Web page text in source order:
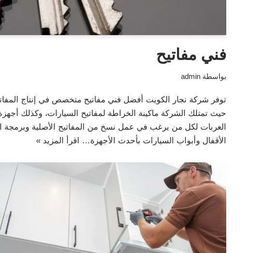
فني مفاتيح
بواسطة admin
توفر شركة نجار الكويت أفضل فني مفاتيح متخصص في إنتاج
حيث تمتلك الشركة ماكينة الخراطة لمفاتيح السيارات، وكذلك
العربات لكل من يرغب في عمل نسخ من المفاتيح الأصلية وبرمجة
الأقفال وأبواب السيارات بأحدث الأجهزة…
اقرأ المزيد »